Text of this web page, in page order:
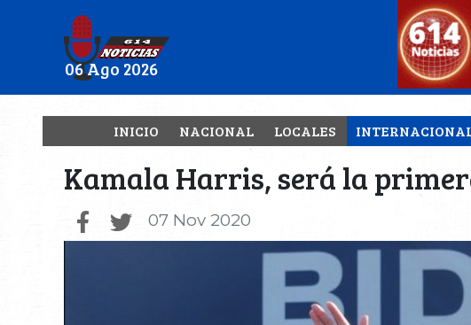
06 Ago 2026
INICIO NACIONAL LOCALES
Kamala Harris, será la
07 Nov 2020